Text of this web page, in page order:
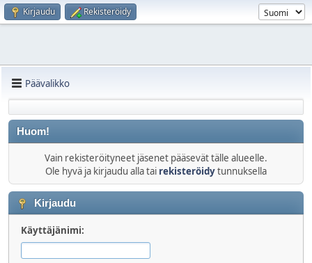
Kirjaudu Rekisteröidy
Päävalikko
Huom!
Vain rekisteröityneet jäsenet pääsevät tälle alueelle.
Ole hyvä ja kirjaudu alla tai rekisteröidytunnuksella
Kirjaudu
Käyttäjänimi: